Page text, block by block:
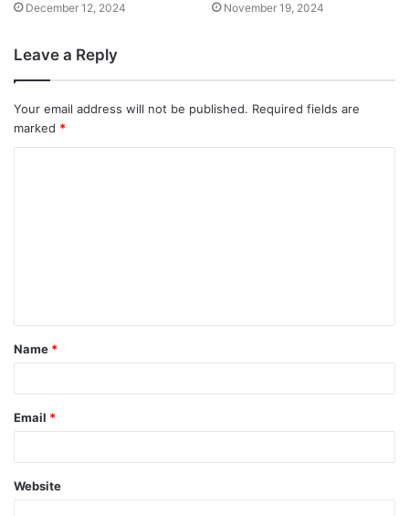
December 12, 2024 November 19, 2024
Leave a Reply
Your email address will not be published. Required fields are
marked *
Name *
Email *
Website